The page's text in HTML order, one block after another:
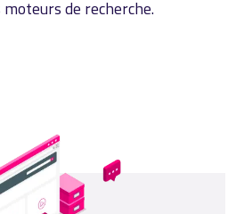
de recherche.